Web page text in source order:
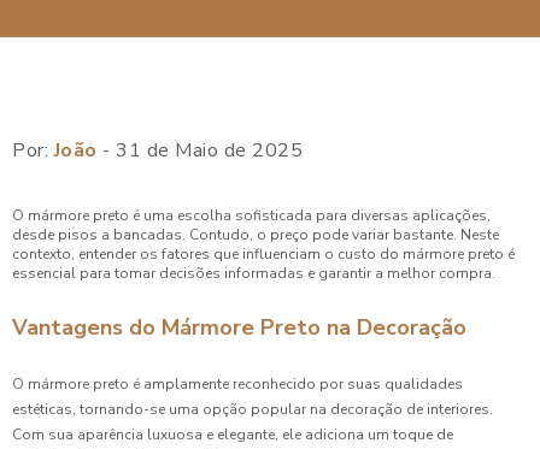
Por:João - 31 de Maio de 2025
O mármore preto é uma escolha sofisticada para diversas aplicações,
desde pisos a bancadas. Contudo, o preço pode variar bastante. Neste
contexto, entender os fatores que influenciam o custo do mármore preto é
essencial para tomar decisões informadas e garantir a melhor compra.
Vantagens do Mármore Preto na Decoração
O mármore preto é amplamente reconhecido por suas qualidades
estéticas, tornando-se uma opção popular na decoração de interiores.
Com sua aparência luxuosa e elegante, ele adiciona um toque de